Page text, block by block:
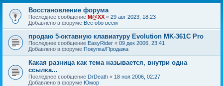
Восстановление форума
Последнее сообщение M@XX « 29 авг 2023, 18:23
Добавлено в форуме Все обо всем
продаю 5-октавную клавиатуру Evolution MK-361C Pro
Последнее сообщение EasyRider « 09 дек 2006, 23:41
Добавлено в форуме Покупка/Продажа
Какая разница как тема называется, внутри одна
ссылка...
Последнее сообщение DrDeath « 18 ноя 2006, 02:27
Добавлено в форуме Юмор